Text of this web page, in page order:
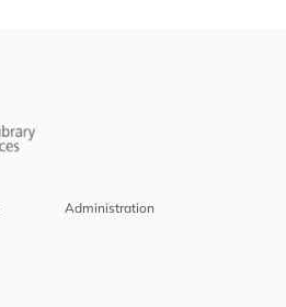
Administration